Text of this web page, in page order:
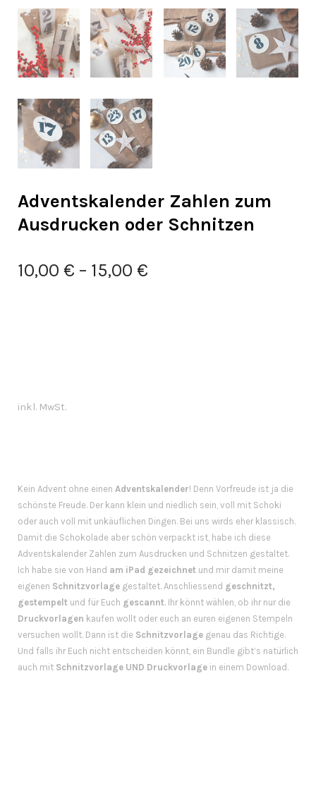
Adventskalender Zahlen zum
Ausdrucken oder Schnitzen
10,00 € – 15,00 €
inkl. MwSt.
Kein Advent ohne einen Adventskalender! Denn Vorfreude ist ja die
schönste Freude. Der kann klein und niedlich sein, voll mit Schoki
oder auch voll mit unkäuflichen Dingen. Bei uns wirds eher klassisch.
Damit die Schokolade aber schön verpackt ist, habe ich diese
Adventskalender Zahlen zum Ausdrucken und Schnitzen gestaltet.
Ich habe sie von Hand am iPad gezeichnet und mir damit meine
eigenen Schnitzvorlage gestaltet. Anschliessend geschnitzt,
gestempelt und für Euch gescannt. Ihr könnt wählen, ob ihr nur die
Druckvorlagen kaufen wollt oder euch an euren eigenen Stempeln
versuchen wollt. Dann ist die Schnitzvorlage genau das Richtige.
Und falls ihr Euch nicht entscheiden könnt, ein Bundle gibt’s natürlich
auch mit Schnitzvorlage UND Druckvorlage in einem Download.